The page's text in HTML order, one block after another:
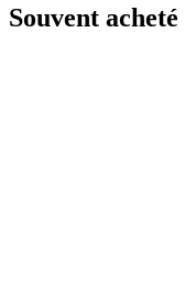
Souvent acheté